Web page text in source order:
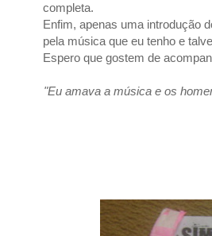
completa.
Enfim, apenas uma introdução
pela música que eu tenho e
Espero que gostem de
"Eu amava a música e os